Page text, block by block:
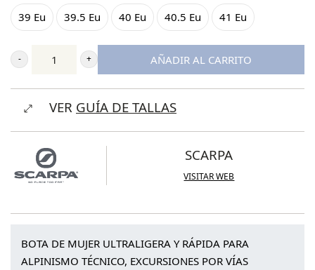
era:
359,00 €.
es:
269,95 €.
39 Eu 39.5 Eu 40 Eu 40.5 Eu 41 Eu
Scarpa
Ribelle
Lite
Woman
cantidad
AÑADIR AL CARRITO
VER GUÍA DE TALLAS
SCARPA
VISITAR WEB
BOTA DE MUJER ULTRALIGERA Y RÁPIDA PARA
ALPINISMO TÉCNICO, EXCURSIONES POR VÍAS